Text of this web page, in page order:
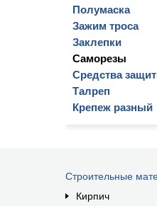
Полумаска
Зажим троса
Заклепки
Саморезы
Средства
Талреп
Крепеж разный
Строительные
Кирпич